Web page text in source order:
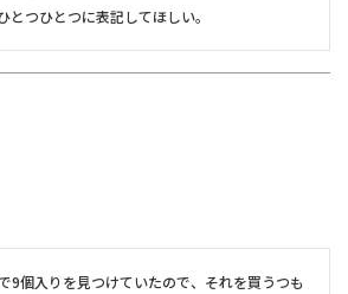
とつひとつに表記してほしい。
9個入りを見つけていたので、それを買うつも